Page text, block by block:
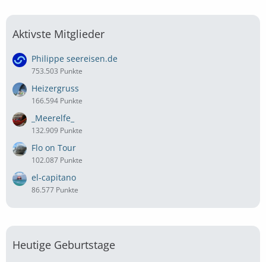
Aktivste Mitglieder
Philippe seereisen.de
753.503 Punkte
Heizergruss
166.594 Punkte
_Meerelfe_
132.909 Punkte
Flo on Tour
102.087 Punkte
el-capitano
86.577 Punkte
Heutige Geburtstage